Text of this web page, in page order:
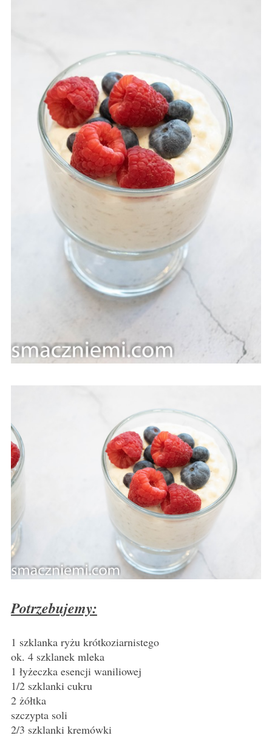
Potrzebujemy:
1 szklanka ryżu krótkoziarnistego
ok. 4 szklanek mleka
1 łyżeczka esencji waniliowej
1/2 szklanki cukru
2 żółtka
szczypta soli
2/3 szklanki kremówki